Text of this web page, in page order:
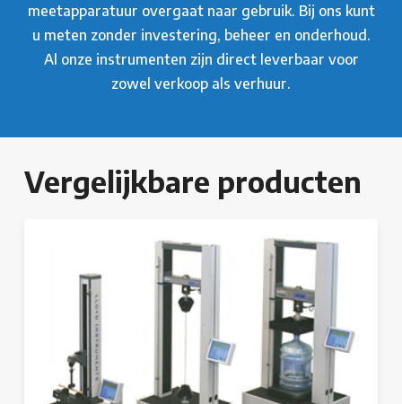
meetapparatuur overgaat naar gebruik. Bij ons kunt
u meten zonder investering, beheer en onderhoud.
Al onze instrumenten zijn direct leverbaar voor
zowel verkoop als verhuur.
Vergelijkbare producten